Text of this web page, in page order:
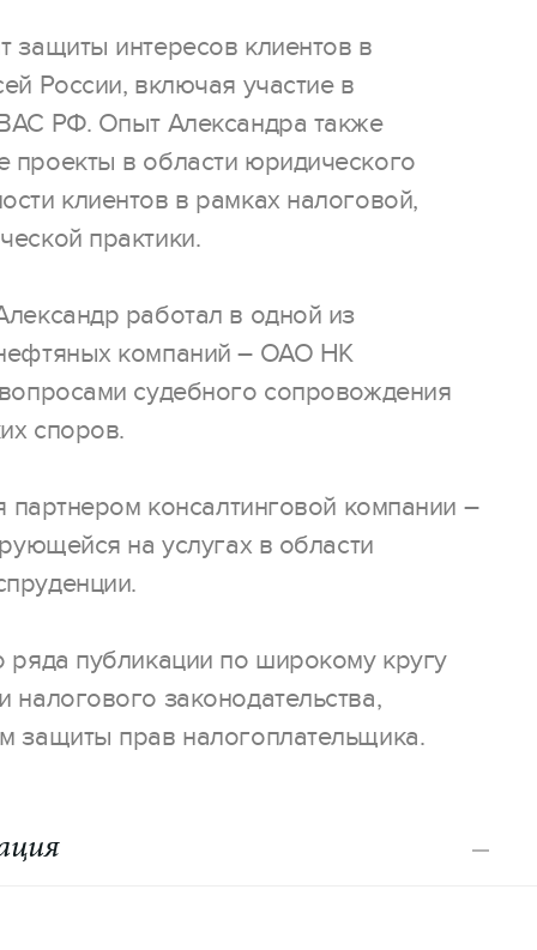
защиты интересов клиентов в
России, включая участие в
РФ. Опыт Александра также
проекты в области юридического
клиентов в рамках налоговой,
практики.
работал в одной из
компаний – ОАО НК
судебного сопровождения
споров.
партнером консалтинговой компании –
на услугах в области
ряда публикации по широкому кругу
законодательства,
защиты прав налогоплательщика.